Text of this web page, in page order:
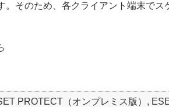
。そのため、各クライアント端末で
PROTECT（オンプレミス版）,